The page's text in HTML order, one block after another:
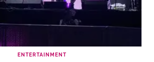
ENTERTAINMENT